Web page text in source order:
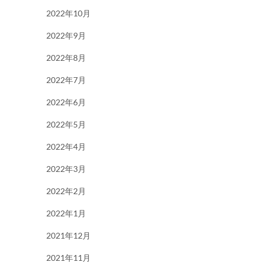
2022年10月
2022年9月
2022年8月
2022年7月
2022年6月
2022年5月
2022年4月
2022年3月
2022年2月
2022年1月
2021年12月
2021年11月